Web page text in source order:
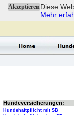
AkzeptierenDiese
Mehr
Hundeversicherungen:
Hundehaftpflicht mit SB